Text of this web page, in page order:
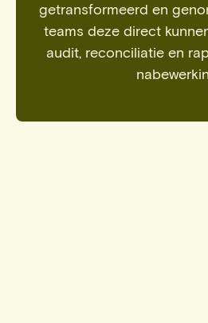
getransformeerd en
teams deze direct
audit, reconciliatie en